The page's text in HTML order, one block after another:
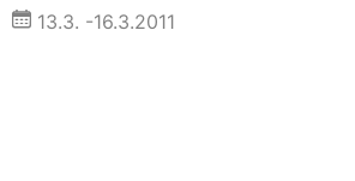
13.3. -16.3.2011